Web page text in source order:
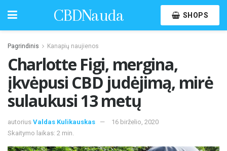
CBDNauda SHOPS
Pagrindinis Kanapių naujienos
Charlotte Figi, mergina,
įkvėpusi CBD judėjimą, mirė
sulaukusi 13 metų
autorius Valdas Kulikauskas
16 birželio, 2020
Skaitymo laikas: 2 min.